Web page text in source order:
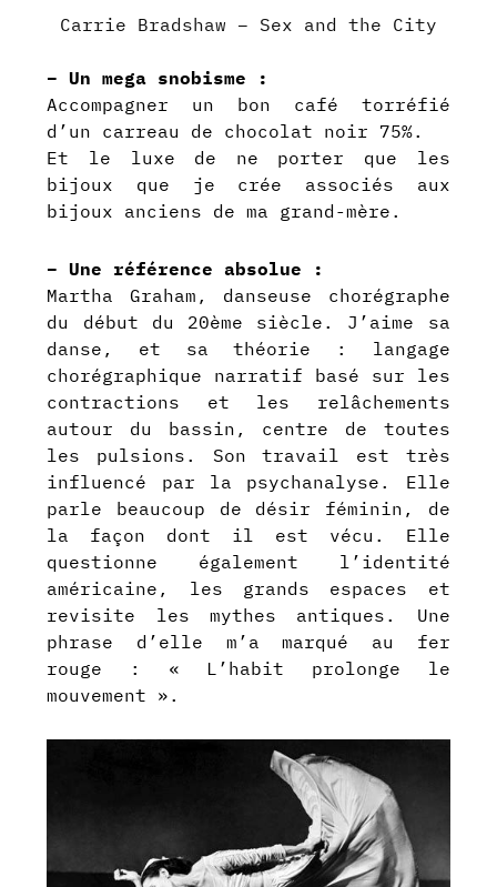
Carrie Bradshaw – Sex and the City
– Un mega snobisme :
Accompagner un bon café torréfié
d’un carreau de chocolat noir 75%.
Et le luxe de ne porter que les
bijoux que je crée associés aux
bijoux anciens de ma grand-mère.
– Une référence absolue :
Martha Graham, danseuse chorégraphe
du début du 20ème siècle. J’aime sa
danse, et sa théorie : langage
chorégraphique narratif basé sur les
contractions et les relâchements
autour du bassin, centre de toutes
les pulsions. Son travail est très
influencé par la psychanalyse. Elle
parle beaucoup de désir féminin, de
la façon dont il est vécu. Elle
questionne également l’identité
américaine, les grands espaces et
revisite les mythes antiques. Une
phrase d’elle m’a marqué au fer
rouge : « L’habit prolonge le
mouvement ».